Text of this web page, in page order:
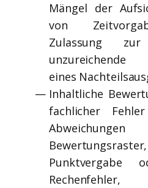
Mängel der
von
Zulassung
unzureichende
eines
Inhaltliche
fachlicher
Punktvergabe
Rechenfehler,